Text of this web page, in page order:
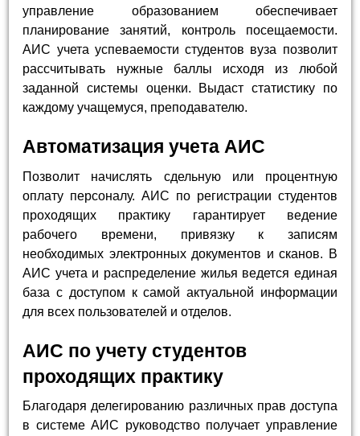
управление образованием обеспечивает
планирование занятий, контроль посещаемости.
АИС учета успеваемости студентов вуза позволит
рассчитывать нужные баллы исходя из любой
заданной системы оценки. Выдаст статистику по
каждому учащемуся, преподавателю.
Автоматизация учета АИС
Позволит начислять сдельную или процентную
оплату персоналу. АИС по регистрации студентов
проходящих практику гарантирует ведение
рабочего времени, привязку к записям
необходимых электронных документов и сканов. В
АИС учета и распределение жилья ведется единая
база с доступом к самой актуальной информации
для всех пользователей и отделов.
АИС по учету студентов
проходящих практику
Благодаря делегированию различных прав доступа
в системе АИС руководство получает управление